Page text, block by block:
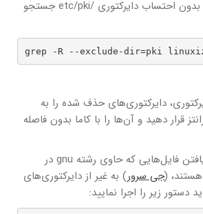
فایل‌های داخل /etc، بدون احتساب دایرکتوری /etc/pki جستجو
grep -R --exclude-dir=pki
دایرکتوری‌های حذف شده را به
قرار دهید و آن‌ها را با کاما بدون فاصله
به عنوان مثال، برای یافتن فایل‌هایی که حاوی رشته gnu در
(جی سرور) به غیر از دایرکتوری‌های